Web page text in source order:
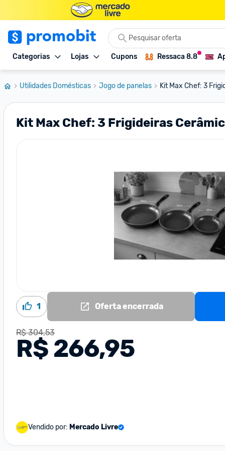
Categorias Lojas Cupons Ressaca 8.8
Utilidades Domésticas Jogo de panelas Kit Max Chef: 3
Kit Max Chef: 3 Frigideiras
1 Oferta encerrada
R$ 304,53
R$ 266,95
Vendido por: Mercado Livre